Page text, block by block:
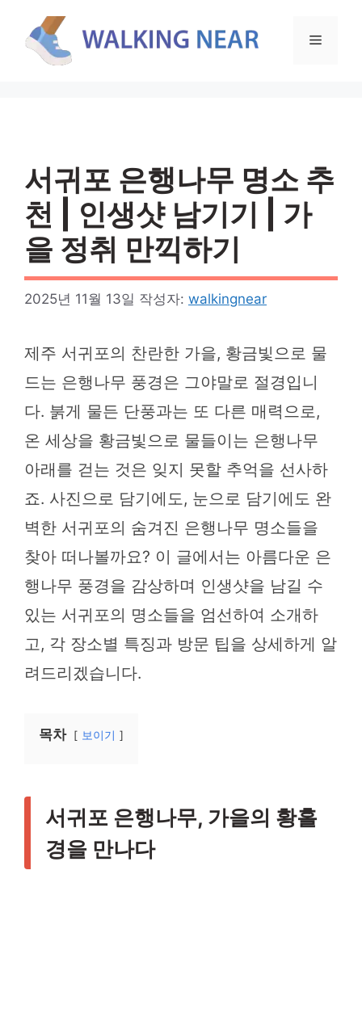
메
서귀포 은행나무 명소 추
천 | 인생샷 남기기 | 가
을 정취 만끽하기
2025년 11월 13일 작성자: walkingnear
제주 서귀포의 찬란한 가을, 황금빛으로 물
드는 은행나무 풍경은 그야말로 절경입니
다. 붉게 물든 단풍과는 또 다른 매력으로,
온 세상을 황금빛으로 물들이는 은행나무
아래를 걷는 것은 잊지 못할 추억을 선사하
죠. 사진으로 담기에도, 눈으로 담기에도 완
벽한 서귀포의 숨겨진 은행나무 명소들을
찾아 떠나볼까요? 이 글에서는 아름다운 은
행나무 풍경을 감상하며 인생샷을 남길 수
있는 서귀포의 명소들을 엄선하여 소개하
고, 각 장소별 특징과 방문 팁을 상세하게 알
려드리겠습니다.
목차 보이기
서귀포 은행나무, 가을의 황홀
경을 만나다